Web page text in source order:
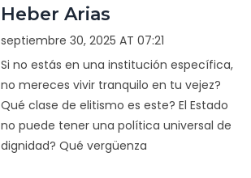
Heber Arias
septiembre 30, 2025 AT 07:21
Si no estás en una institución específica,
no mereces vivir tranquilo en tu vejez?
Qué clase de elitismo es este? El Estado
no puede tener una política universal de
dignidad? Qué vergüenza